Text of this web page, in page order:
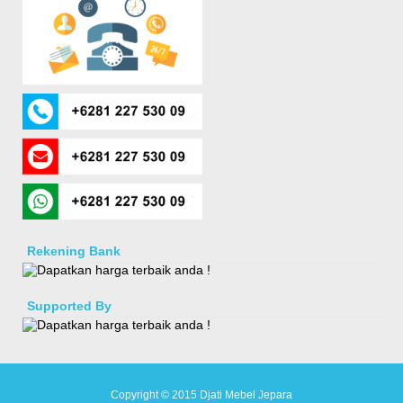
Rekening Bank
Supported By
Copyright © 2015 Djati Mebel Jepara